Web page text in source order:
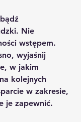
Nie
wstępem.
wyjaśnij
w jakim
kolejnych
w zakresie,
je zapewnić.